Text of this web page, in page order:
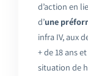
d’action en
d’une
infra IV, aux
+ de 18 ans
situation de